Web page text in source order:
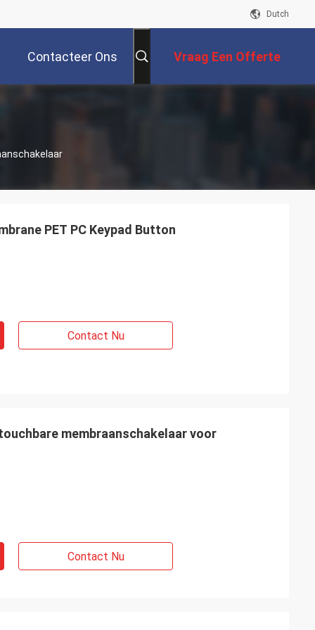
Dutch
Contacteer Ons Vraag Een Offerte
PET PC Keypad Button
Contact Nu
membraanschakelaar voor
Contact Nu